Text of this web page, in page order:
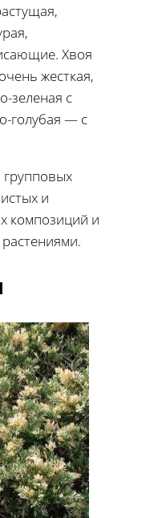
Хвоя
жесткая,
зеленая с
голубая — с
групповых
и
композиций и